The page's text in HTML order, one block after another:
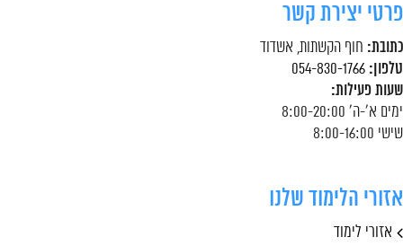
פרטי יצירת קשר
כתובת: חוף הקשתות, אשדוד
טלפון: 054-830-1766
שעות פעילות:
ימים א'-ה' 8:00-20:00
שישי 8:00-16:00
אזורי הלימוד שלנו
אזורי לימוד